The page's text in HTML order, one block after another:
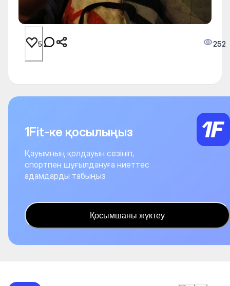
5 252
1Fit-ке қосылыңыз
Қауымның қолдауын сезініп,
спортпен шұғылдануға ниеттес
адамдарды табыңыз
Қосымшаны жүктеу